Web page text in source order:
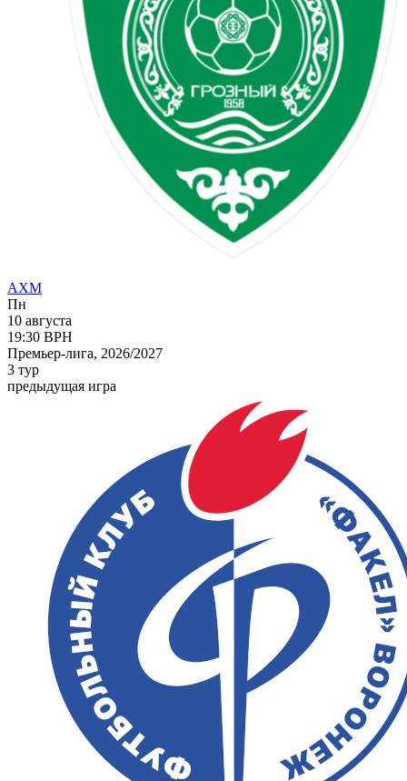
АХМ
Пн
10 августа
19:30 ВРН
Премьер-лига, 2026/2027
3 тур
предыдущая игра